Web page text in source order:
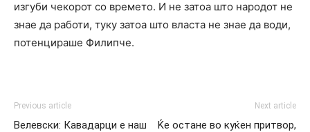
изгуби чекорот со времето. И не затоа што народот не
знае да работи, туку затоа што власта не знае да води,
потенцираше Филипче.
Previous article
Велевски: Кавадарци е наш
Next article
Ќе остане во куќен притвор,